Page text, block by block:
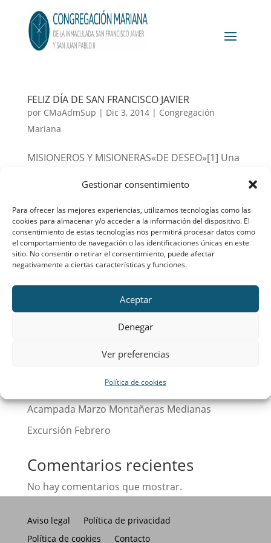
Gestionar consentimiento
Para ofrecer las mejores experiencias, utilizamos tecnologías como las
cookies para almacenar y/o acceder a la información del dispositivo. El
consentimiento de estas tecnologías nos permitirá procesar datos como
el comportamiento de navegación o las identificaciones únicas en este
sitio. No consentir o retirar el consentimiento, puede afectar
negativamente a ciertas características y funciones.
Aceptar
Denegar
Ver preferencias
Política de cookies
FELIZ DÍA DE SAN FRANCISCO JAVIER
por CMaAdmSup | Dic 3, 2014| Congregación
Mariana
MISIONEROS Y MISIONERAS«DE DESEO»[1] Una
comparto su opinión de que para ser una
misionera no es menester cruzar los mares e
internarse en el frente misional para romper
allí lanzas por Cristo. Si mi respuesta fuese...
Buscar
Entradas recientes
Excursión Abril Montañeras Medianas
Acampada Marzo Montañeras Medianas
Excursión Febrero
Comentarios recientes
No hay comentarios que mostrar.
Aviso legal
Política de privacidad
Política de cookies
Contacto